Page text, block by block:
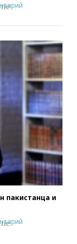
пакистанца и